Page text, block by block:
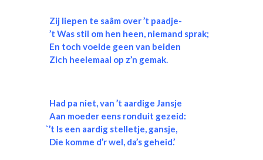
Zij liepen te saâm over ’t paadje-
’t Was stil om hen heen, niemand sprak;
En toch voelde geen van beiden
Zich heelemaal op z’n gemak.
Had pa niet, van ’t aardige Jansje
Aan moeder eens ronduit gezeid:
`’t Is een aardig stelletje, gansje,
Die komme d’r wel, da’s geheid.’